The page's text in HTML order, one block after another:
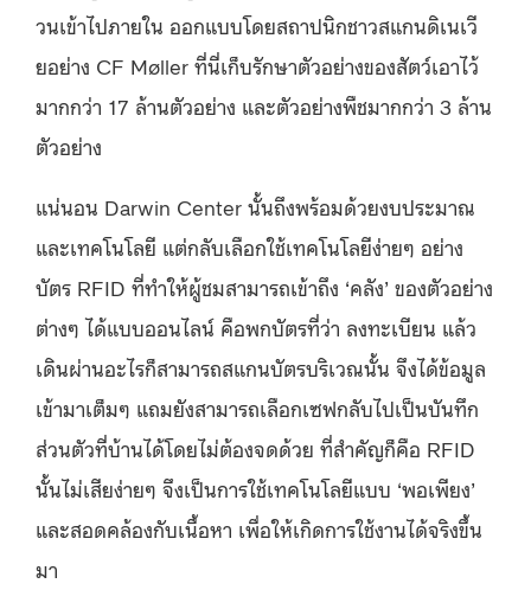
วนเข้าไปภายใน ออกแบบโดยสถาปนิกชาวสแกนดิเนเวี
ยอย่าง CF Møller ที่นี่เก็บรักษาตัวอย่างของสัตว์เอาไว้
มากกว่า 17 ล้านตัวอย่าง และตัวอย่างพืชมากกว่า 3 ล้าน
ตัวอย่าง
แน่นอน Darwin Center นั้นถึงพร้อมด้วยงบประมาณ
และเทคโนโลยี แต่กลับเลือกใช้เทคโนโลยีง่ายๆ อย่าง
บัตร RFID ที่ทำให้ผู้ชมสามารถเข้าถึง ‘คลัง’ ของตัวอย่าง
ต่างๆ ได้แบบออนไลน์ คือพกบัตรที่ว่า ลงทะเบียน แล้ว
เดินผ่านอะไรก็สามารถสแกนบัตรบริเวณนั้น จึงได้ข้อมูล
เข้ามาเต็มๆ แถมยังสามารถเลือกเซฟกลับไปเป็นบันทึก
ส่วนตัวที่บ้านได้โดยไม่ต้องจดด้วย ที่สำคัญก็คือ RFID
นั้นไม่เสียง่ายๆ จึงเป็นการใช้เทคโนโลยีแบบ ‘พอเพียง’
และสอดคล้องกับเนื้อหา เพื่อให้เกิดการใช้งานได้จริงขึ้น
มา